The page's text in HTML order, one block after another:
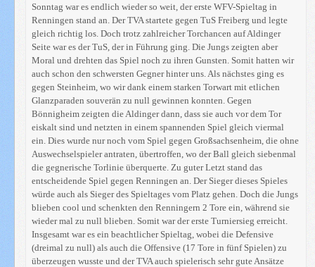
Sonntag war es endlich wieder so weit, der erste WFV-Spieltag in
Renningen stand an. Der TVA startete gegen TuS Freiberg und legte
gleich richtig los. Doch trotz zahlreicher Torchancen auf Aldinger
Seite war es der TuS, der in Führung ging. Die Jungs zeigten aber
Moral und drehten das Spiel noch zu ihren Gunsten. Somit hatten wir
auch schon den schwersten Gegner hinter uns. Als nächstes ging es
gegen Steinheim, wo wir dank einem starken Torwart mit etlichen
Glanzparaden souverän zu null gewinnen konnten. Gegen
Bönnigheim zeigten die Aldinger dann, dass sie auch vor dem Tor
eiskalt sind und netzten in einem spannenden Spiel gleich viermal
ein. Dies wurde nur noch vom Spiel gegen Großsachsenheim, die ohne
Auswechselspieler antraten, übertroffen, wo der Ball gleich siebenmal
die gegnerische Torlinie überquerte. Zu guter Letzt stand das
entscheidende Spiel gegen Renningen an. Der Sieger dieses Spieles
würde auch als Sieger des Spieltages vom Platz gehen. Doch die Jungs
blieben cool und schenkten den Renningern 2 Tore ein, während sie
wieder mal zu null blieben. Somit war der erste Turniersieg erreicht.
Insgesamt war es ein beachtlicher Spieltag, wobei die Defensive
(dreimal zu null) als auch die Offensive (17 Tore in fünf Spielen) zu
überzeugen wusste und der TVA auch spielerisch sehr gute Ansätze